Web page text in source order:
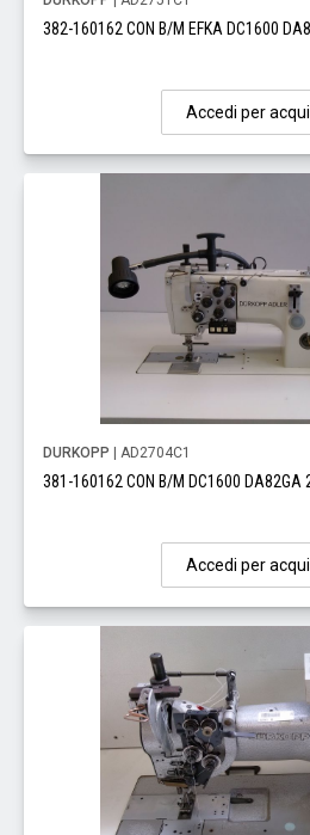
382-160162 CON B/M EFKA DC1600
Accedi per
DURKOPP | AD2704C1
381-160162 CON B/M DC1600 DA82GA
Accedi per